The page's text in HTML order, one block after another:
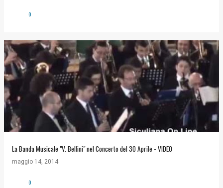
0
La Banda Musicale "V. Bellini" nel Concerto del 30 Aprile - VIDEO
maggio 14, 2014
0